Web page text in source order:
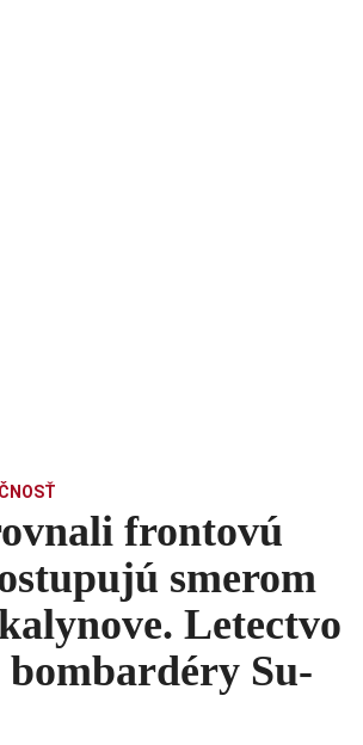
frontovú
smerom
Letectvo
bombardéry Su-